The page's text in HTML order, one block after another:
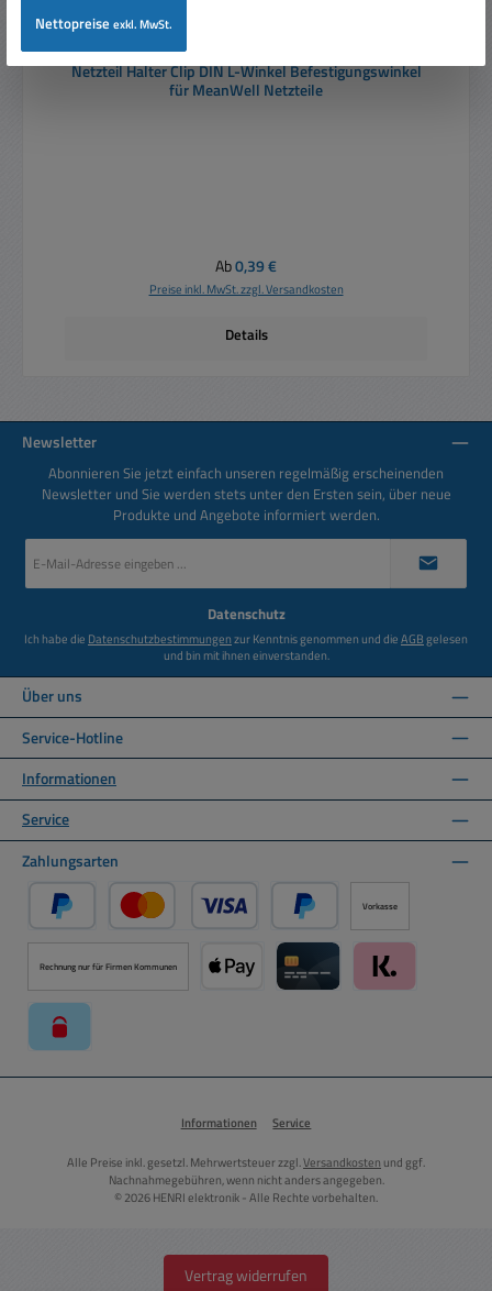
Netzteil Halter Clip DIN L-Winkel Befestigungswinkel
für MeanWell Netzteile
Regulärer Preis:
Ab0,39 €
Preise inkl. MwSt. zzgl. Versandkosten
Details
Newsletter
Abonnieren Sie jetzt einfach unseren regelmäßig erscheinenden
Newsletter und Sie werden stets unter den Ersten sein, über neue
Produkte und Angebote informiert werden.
Mail-
Datenschutz
Ich habe die Datenschutzbestimmungenzur Kenntnis genommen und dieAGBgelesen
und bin mit ihnen einverstanden.
Über uns
Service-Hotline
Informationen
Service
Zahlungsarten
PayPal Kredit- oder Debitkarte über PayPal
Später Bezahlen über PayPal
Vorkasse
Rechnung nur für Firmen Kommunen
Informationen Service
Alle Preise inkl. gesetzl. Mehrwertsteuer zzgl.Versandkosten und ggf.
Nachnahmegebühren, wenn nicht anders angegeben.
© 2026 HENRI elektronik - Alle Rechte vorbehalten.
Vertrag widerrufen
Nettopreiseexkl. MwSt.